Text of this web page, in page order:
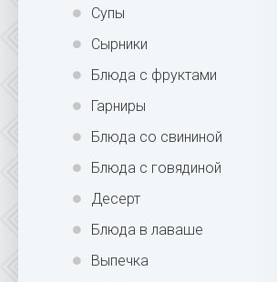
Супы
Сырники
Блюда с фруктами
Гарниры
Блюда со свининой
Блюда с говядиной
Десерт
Блюда в лаваше
Выпечка